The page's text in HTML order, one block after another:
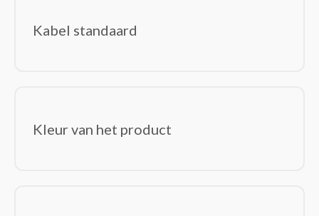
Kabel standaard
Kleur van het product